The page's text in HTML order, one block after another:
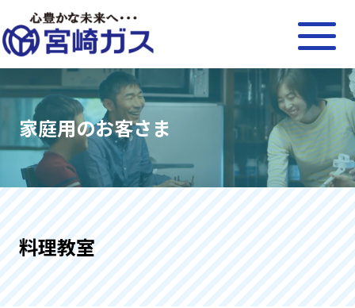
家庭用のお客さま
料理教室